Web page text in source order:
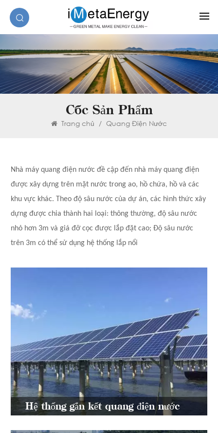
Các Sản Phẩm
Trang chủ / Quang Điện Nước
Nhà máy quang điện nước đề cập đến nhà máy quang điện
được xây dựng trên mặt nước trong ao, hồ chứa, hồ và các
khu vực khác. Theo độ sâu nước của dự án, các hình thức xây
dựng được chia thành hai loại: thông thường, độ sâu nước
nhỏ hơn 3m và giá đỡ cọc được lắp đặt cao; Độ sâu nước
trên 3m có thể sử dụng hệ thống lắp nổi
Hệ thống gắn kết quang điện nước